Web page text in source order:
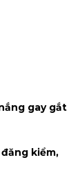
gay gắt
kiểm,